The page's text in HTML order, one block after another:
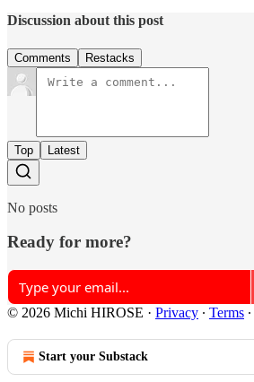
Discussion about this post
Comments Restacks
Top Latest
No posts
Ready for more?
© 2026 Michi HIROSE · Privacy ∙ Terms ∙
Start your Substack